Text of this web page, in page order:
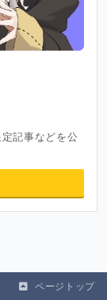
記事などを公
ページトップ